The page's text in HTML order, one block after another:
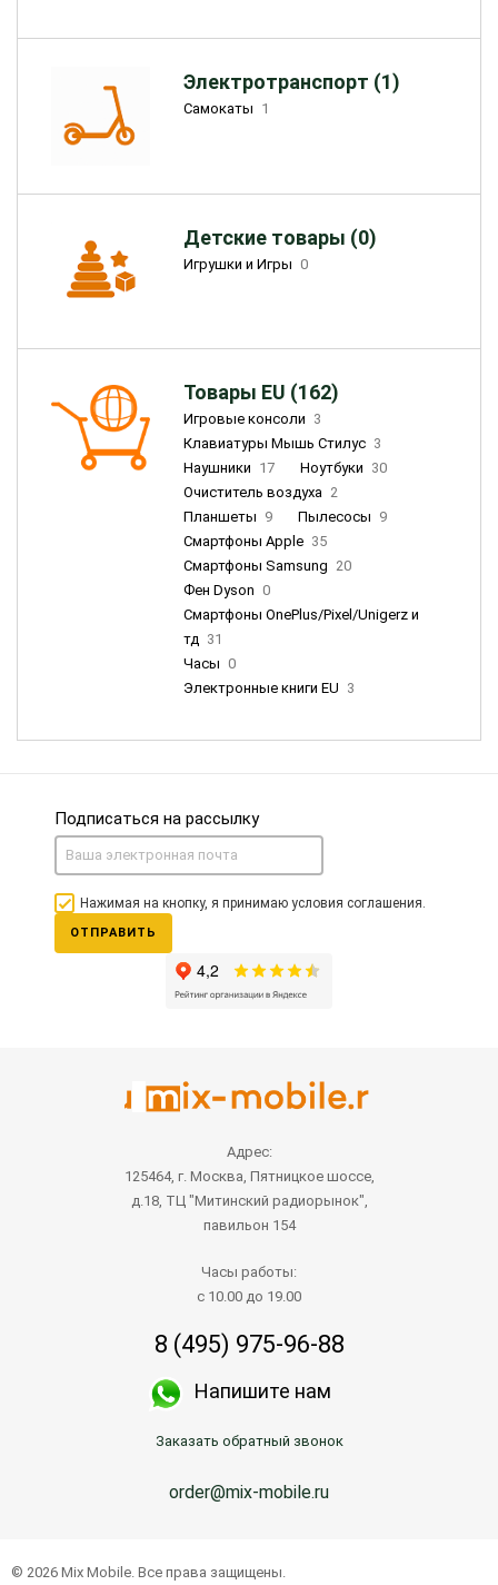
Электротранспорт (1)
Самокаты 1
Детские товары (0)
Игрушки и Игры 0
Товары EU (162)
Игровые консоли 3
Клавиатуры Мышь Стилус 3
Наушники 17 Ноутбуки 30
Очиститель воздуха 2
Планшеты 9 Пылесосы 9
Смартфоны Apple 35
Смартфоны Samsung 20
Фен Dyson 0
Смартфоны OnePlus/Pixel/Unigerz и
тд 31
Часы 0
Электронные книги EU 3
Подписаться на рассылку
Нажимая на кнопку, я принимаю условия соглашения.
ОТПРАВИТЬ
Адрес:
125464, г. Москва, Пятницкое шоссе,
д.18, ТЦ "Митинский радиорынок",
павильон 154
Часы работы:
с 10.00 до 19.00
8 (495) 975-96-88
Напишите нам
Заказать обратный звонок
order@mix-mobile.ru
© 2026 Mix Mobile. Все права защищены.